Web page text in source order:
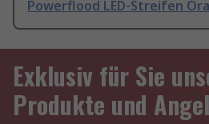
Powerflood LED-Streifen
Exklusiv für Sie
Produkte und